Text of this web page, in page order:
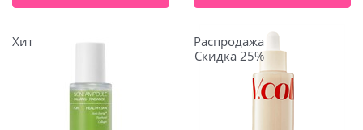
Хит
Распродажа
Скидка 25%